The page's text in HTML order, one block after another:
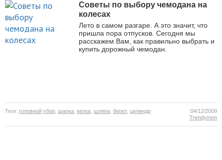
Советы по выбору чемодана на
колесах
Лето в самом разгаре. А это значит, что
пришла пора отпусков. Сегодня мы
расскажем Вам, как правильно выбрать и
купить дорожный чемодан.
Теги: головной убор шапка кепка шляпа берет, цилиндр
04/12/2009
Тrendymen